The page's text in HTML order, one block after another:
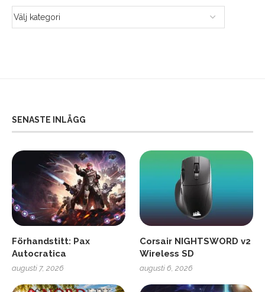
SENASTE INLÄGG
Förhandstitt: Pax
Autocratica
augusti 7, 2026
Corsair NIGHTSWORD v2
Wireless SD
augusti 6, 2026